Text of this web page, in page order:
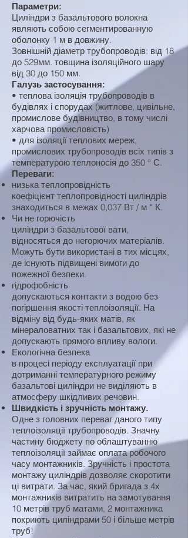
Параметри:
Циліндри з базальтового волокна
являють собою сегментированную
оболонку 1 м в довжину.
Зовнішній діаметр трубопроводів: від 18
до 529мм. товщина ізоляційного шару
від 30 до 150 мм.
Галузь застосування:
• теплова ізоляція трубопроводів в
будівлях і спорудах (житлове, цивільне,
промислове будівництво, в тому числі
харчова промисловість)
• для ізоляції теплових мереж,
промислових трубопроводів всіх типів з
температурою теплоносія до 350 ° С.
Переваги:
низька теплопровідність
коефіцієнт теплопровідності циліндрів
знаходиться в межах 0,037 Вт / м * К.
Чи не горючість
циліндри з базальтової вати,
відносяться до негорючих матеріалів.
Можуть бути використані в тих місцях,
де існують підвищені вимоги до
пожежної безпеки.
гідрофобність
допускаються контакти з водою без
погіршення якості теплоізоляції. На
відміну від будь-яких матів, як
мінераловатних так і базальтових, які не
допускають прямого впливу вологи.
Екологічна безпека
в процесі періоду експлуатації при
дотриманні температурного режиму
базальтові циліндри не виділяють в
атмосферу шкідливих речовин.
Швидкість і зручність монтажу.
Одне з головних переваг даного типу
теплоізоляції трубопроводів. Значну
частину бюджету по облаштуванню
теплоізоляції займає оплата робочого
часу монтажників. Зручність і простота
монтажу циліндрів дозволяє скоротити
ці витрати. За час, який бригада з 4х
монтажників витратить на замотування
10 метрів труб матами, 2 монтажника
покриють циліндрами 50 і більше метрів
труб!